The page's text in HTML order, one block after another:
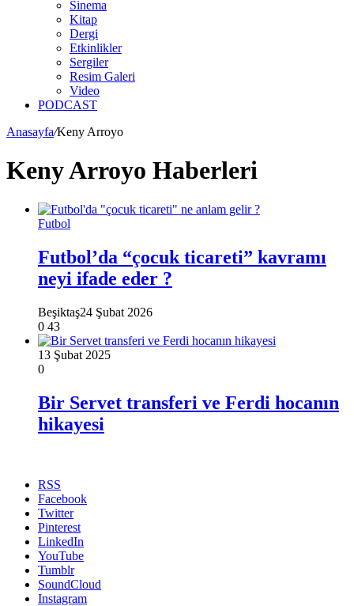
Sinema
Kitap
Dergi
Etkinlikler
Sergiler
Resim Galeri
Video
PODCAST
Anasayfa/Keny Arroyo
Keny Arroyo Haberleri
Futbol
Futbol’da “çocuk ticareti” kavramı
neyi ifade eder ?
Beşiktaş24 Şubat 2026
0 43
13 Şubat 2025
0
Bir Servet transferi ve Ferdi hocanın
hikayesi
RSS
Facebook
Twitter
Pinterest
LinkedIn
YouTube
Tumblr
SoundCloud
Instagram